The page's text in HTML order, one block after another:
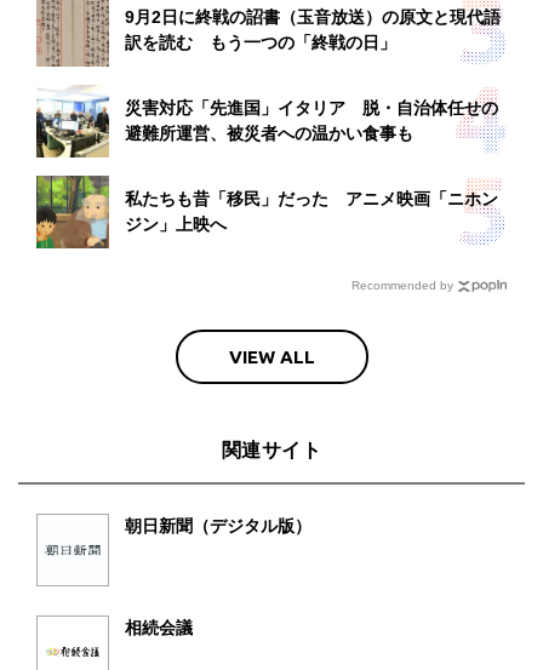
9月2日に終戦の詔書（玉音放送）の原文と現代語
訳を読む もう一つの「終戦の日」
災害対応「先進国」イタリア 脱・自治体任せの
避難所運営、被災者への温かい食事も
私たちも昔「移民」だった アニメ映画「ニホン
ジン」上映へ
Recommended by
VIEW ALL
関連サイト
朝日新聞（デジタル版）
相続会議